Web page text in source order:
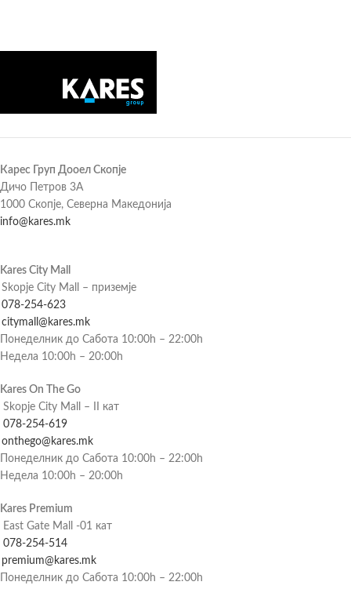
Карес Груп Дооел Скопје
Дичо Петров 3А
1000 Скопје, Северна Македонија
info@kares.mk
Kares City Mall
Skopje City Mall – приземје
078-254-623
citymall@kares.mk
Понеделник до Сабота 10:00h – 22:00h
Недела 10:00h – 20:00h
Kares On The Go
Skopje City Mall – II кат
078-254-619
onthego@kares.mk
Понеделник до Сабота 10:00h – 22:00h
Недела 10:00h – 20:00h
Kares Premium
East Gate Mall -01 кат
078-254-514
premium@kares.mk
Понеделник до Сабота 10:00h – 22:00h